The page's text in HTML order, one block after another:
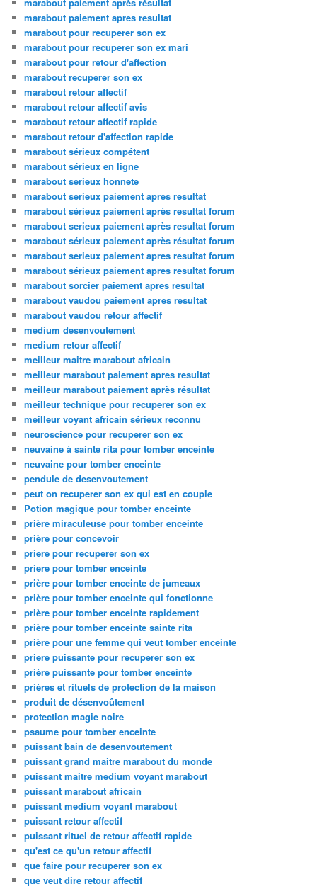
marabout paiement apres resultat
marabout pour recuperer son ex
marabout pour recuperer son ex mari
marabout pour retour d'affection
marabout recuperer son ex
marabout retour affectif
marabout retour affectif avis
marabout retour affectif rapide
marabout retour d'affection rapide
marabout sérieux compétent
marabout sérieux en ligne
marabout serieux honnete
marabout serieux paiement apres resultat
marabout sérieux paiement après resultat forum
marabout serieux paiement après resultat forum
marabout sérieux paiement après résultat forum
marabout serieux paiement apres resultat forum
marabout sérieux paiement apres resultat forum
marabout sorcier paiement apres resultat
marabout vaudou paiement apres resultat
marabout vaudou retour affectif
medium desenvoutement
medium retour affectif
meilleur maitre marabout africain
meilleur marabout paiement apres resultat
meilleur marabout paiement après résultat
meilleur technique pour recuperer son ex
meilleur voyant africain sérieux reconnu
neuroscience pour recuperer son ex
neuvaine à sainte rita pour tomber enceinte
neuvaine pour tomber enceinte
pendule de desenvoutement
peut on recuperer son ex qui est en couple
Potion magique pour tomber enceinte
prière miraculeuse pour tomber enceinte
prière pour concevoir
priere pour recuperer son ex
priere pour tomber enceinte
prière pour tomber enceinte de jumeaux
prière pour tomber enceinte qui fonctionne
prière pour tomber enceinte rapidement
prière pour tomber enceinte sainte rita
prière pour une femme qui veut tomber enceinte
priere puissante pour recuperer son ex
prière puissante pour tomber enceinte
prières et rituels de protection de la maison
produit de désenvoûtement
protection magie noire
psaume pour tomber enceinte
puissant bain de desenvoutement
puissant grand maitre marabout du monde
puissant maitre medium voyant marabout
puissant marabout africain
puissant medium voyant marabout
puissant retour affectif
puissant rituel de retour affectif rapide
qu'est ce qu'un retour affectif
que faire pour recuperer son ex
que veut dire retour affectif